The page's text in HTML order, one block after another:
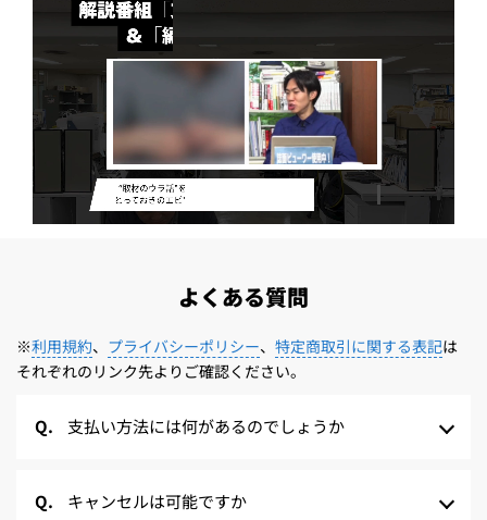
よくある質問
※利用規約、 プライバシーポリシー、 特定商取引に関する表記は
それぞれのリンク先よりご確認ください。
支払い方法には何があるのでしょうか
キャンセルは可能ですか